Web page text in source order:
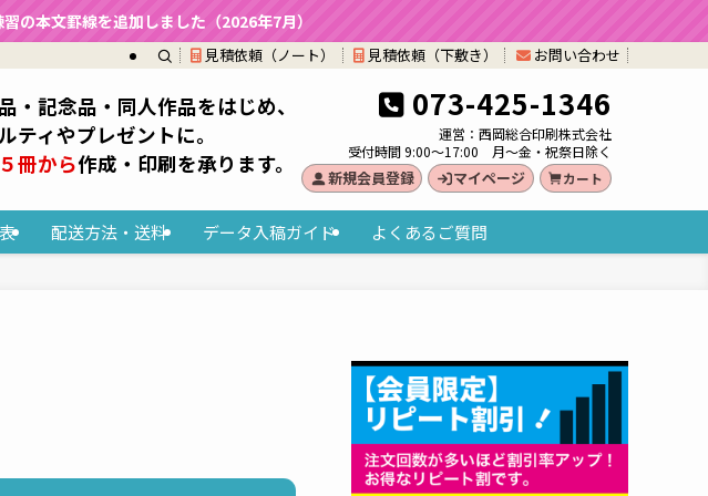
の本文罫線を追加しました（2026年7月）
見積依頼（ノート） 見積依頼（下敷き） お問い合わせ
配送方法・送料 データ入稿ガイド よくあるご質問
・記念品・同人作品をはじめ、
ティやプレゼントに。
冊から作成・印刷を承ります。
073-425-1346
運営：西岡総合印刷株式会社
受付時間 9:00～17:00 月～金・祝祭日除く
新規会員登録 マイページ カート